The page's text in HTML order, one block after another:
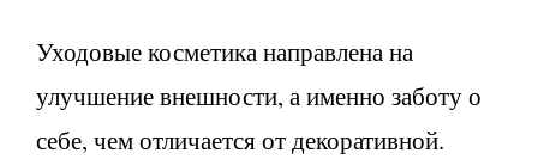
Уходовые косметика направлена на
улучшение внешности, а именно заботу о
себе, чем отличается от декоративной.